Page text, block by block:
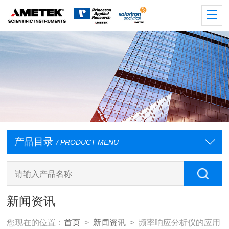
产品目录 / PRODUCT MENU
新闻资讯
您现在的位置：首页 > 新闻资讯 > 频率响应分析仪的应用